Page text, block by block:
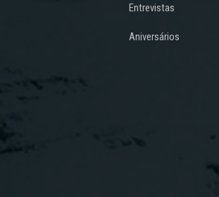
Entrevistas
Aniversários